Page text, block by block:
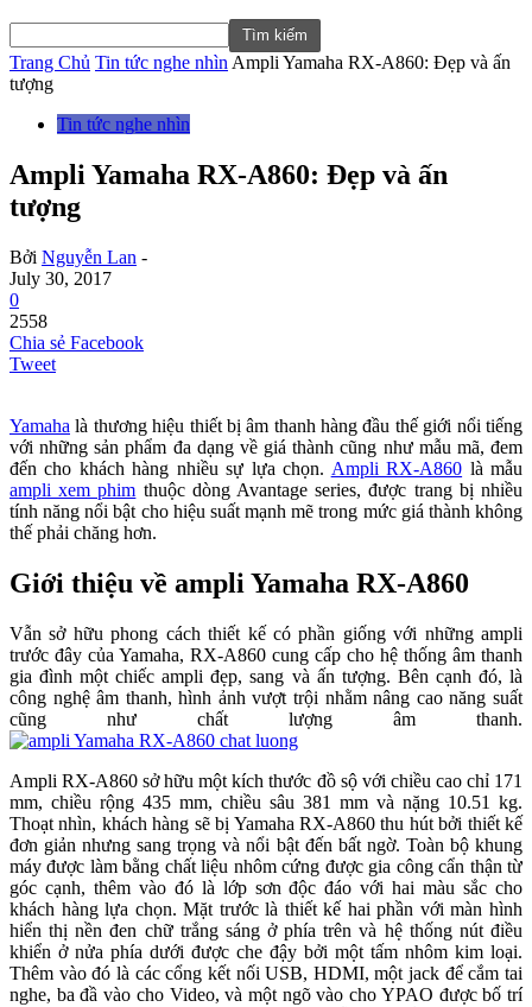
Trang Chủ Tin tức nghe nhìn Ampli Yamaha RX-A860: Đẹp và ấn
tượng
Tin tức nghe nhìn
Ampli Yamaha RX-A860: Đẹp và ấn
tượng
Bởi Nguyễn Lan -
July 30, 2017
0
2558
Chia sẻ Facebook
Tweet
Yamaha là thương hiệu thiết bị âm thanh hàng đầu thế giới nổi tiếng
với những sản phẩm đa dạng về giá thành cũng như mẫu mã, đem
đến cho khách hàng nhiều sự lựa chọn. Ampli RX-A860 là mẫu
ampli xem phim thuộc dòng Avantage series, được trang bị nhiều
tính năng nổi bật cho hiệu suất mạnh mẽ trong mức giá thành không
thế phải chăng hơn.
Giới thiệu về ampli Yamaha RX-A860
Vẫn sở hữu phong cách thiết kế có phần giống với những ampli
trước đây của Yamaha, RX-A860 cung cấp cho hệ thống âm thanh
gia đình một chiếc ampli đẹp, sang và ấn tượng. Bên cạnh đó, là
công nghệ âm thanh, hình ảnh vượt trội nhằm nâng cao năng suất
cũng như chất lượng âm thanh.
Ampli RX-A860 sở hữu một kích thước đồ sộ với chiều cao chỉ 171
mm, chiều rộng 435 mm, chiều sâu 381 mm và nặng 10.51 kg.
Thoạt nhìn, khách hàng sẽ bị Yamaha RX-A860 thu hút bởi thiết kế
đơn giản nhưng sang trọng và nổi bật đến bất ngờ. Toàn bộ khung
máy được làm bằng chất liệu nhôm cứng được gia công cẩn thận từ
góc cạnh, thêm vào đó là lớp sơn độc đáo với hai màu sắc cho
khách hàng lựa chọn. Mặt trước là thiết kế hai phần với màn hình
hiển thị nền đen chữ trắng sáng ở phía trên và hệ thống nút điều
khiển ở nửa phía dưới được che đậy bởi một tấm nhôm kim loại.
Thêm vào đó là các cổng kết nối USB, HDMI, một jack để cắm tai
nghe, ba đầ vào cho Video, và một ngõ vào cho YPAO được bố trí